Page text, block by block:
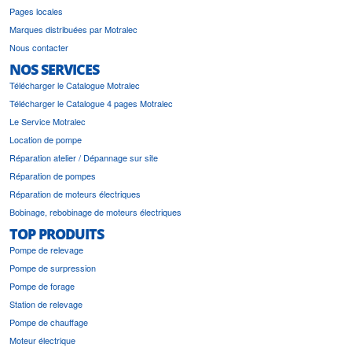
Pages locales
Marques distribuées par Motralec
Nous contacter
NOS SERVICES
Télécharger le Catalogue Motralec
Télécharger le Catalogue 4 pages Motralec
Le Service Motralec
Location de pompe
Réparation atelier / Dépannage sur site
Réparation de pompes
Réparation de moteurs électriques
Bobinage, rebobinage de moteurs électriques
TOP PRODUITS
Pompe de relevage
Pompe de surpression
Pompe de forage
Station de relevage
Pompe de chauffage
Moteur électrique